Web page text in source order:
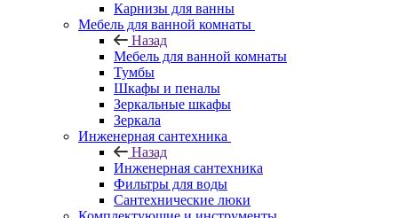
Карнизы для ванны
Мебель для ванной комнаты
Назад
Мебель для ванной комнаты
Тумбы
Шкафы и пеналы
Зеркальные шкафы
Зеркала
Инженерная сантехника
Назад
Инженерная сантехника
Фильтры для воды
Сантехнические люки